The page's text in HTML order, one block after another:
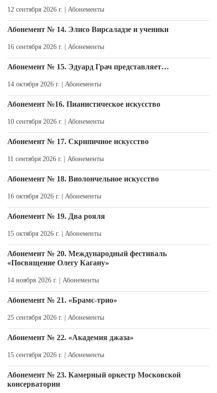
12 сентября 2026 г. | Абонементы
Абонемент № 14. Элисо Вирсаладзе и ученики
16 сентября 2026 г. | Абонементы
Абонемент № 15. Эдуард Грач представляет…
14 октября 2026 г. | Абонементы
Абонемент №16. Пианистическое искусство
10 сентября 2026 г. | Абонементы
Абонемент № 17. Скрипичное искусство
11 сентября 2026 г. | Абонементы
Абонемент № 18. Виолончельное искусство
16 октября 2026 г. | Абонементы
Абонемент № 19. Два рояля
15 октября 2026 г. | Абонементы
Абонемент № 20. Международный фестиваль
«Посвящение Олегу Кагану»
14 ноября 2026 г. | Абонементы
Абонемент № 21. «Брамс-трио»
25 сентября 2026 г. | Абонементы
Абонемент № 22. «Академия джаза»
15 сентября 2026 г. | Абонементы
Абонемент № 23. Камерный оркестр Московской
консерватории